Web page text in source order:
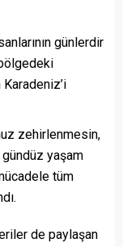
günlerdir
zehirlenmesin,
gündüz yaşam
tüm
de paylaşan